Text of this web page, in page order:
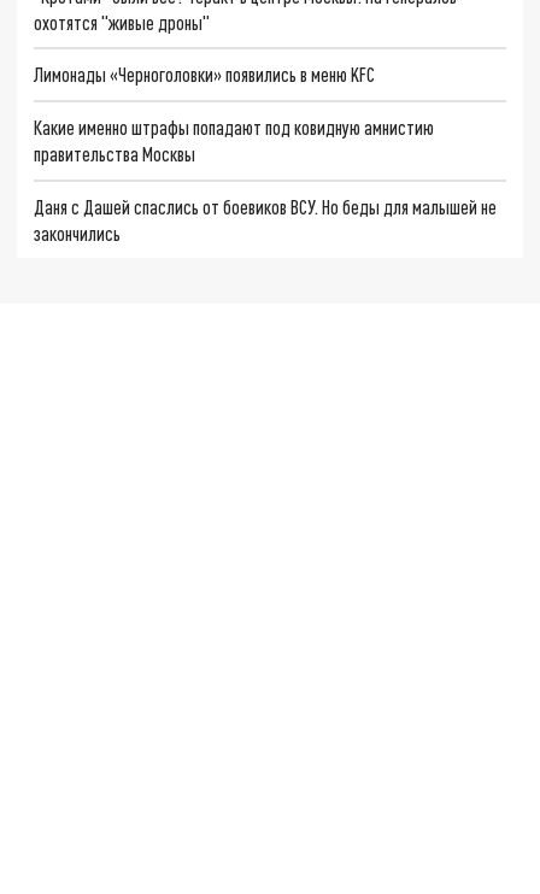
охотятся "живые дроны"
Лимонады «Черноголовки» появились в меню KFC
Какие именно штрафы попадают под ковидную амнистию
правительства Москвы
Даня с Дашей спаслись от боевиков ВСУ. Но беды для малышей не
закончились